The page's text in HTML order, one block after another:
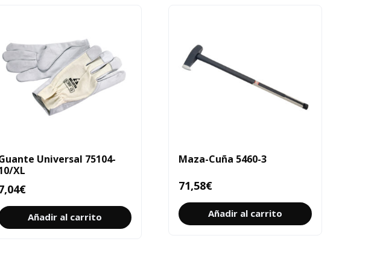
Universal 75104-
XL
€
Añadir al carrito
Maza-Cuña 5460-3
71,58€
Añadir al carrito